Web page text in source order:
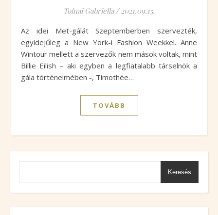
Tolnai Gabriella / 2021.09.15.
Az idei Met-gálát Szeptemberben szervezték,
egyidejűleg a New York-i Fashion Weekkel. Anne
Wintour mellett a szervezők nem mások voltak, mint
Billie Eilish – aki egyben a legfiatalabb társelnök a
gála történelmében -, Timothée…
TOVÁBB
Keresés